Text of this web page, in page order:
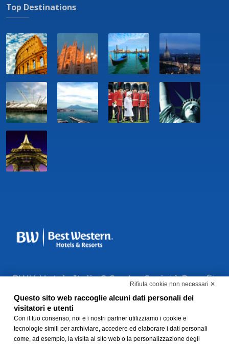
Top Destinations
BWH Hotels Italia S.C.p.A. - Società Benefit
- via Livraghi, 1/b - 20126 Milano - P.IVA
06865290156 -
-Privacy Policy-Modello 231 e
Whistleblowing
Rifiuta cookie non necessari ✕
Questo sito web raccoglie alcuni dati personali dei
visitatori e utenti
Con il tuo consenso, noi e i nostri partner utilizziamo i cookie e
tecnologie simili per archiviare, accedere ed elaborare i dati personali
come, ad esempio, la visita al sito web o la personalizzazione degli